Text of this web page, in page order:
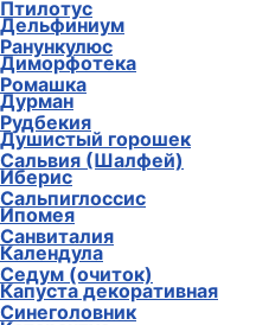
Птилотус
Ранункулюс
Ромашка
Рудбекия
Сальвия (Шалфей)
Сальпиглоссис
Санвиталия
Седум (очиток)
Синеголовник
Дельфиниум
Диморфотека
Дурман
Душистый горошек
Иберис
Ипомея
Календула
Капуста декоративная